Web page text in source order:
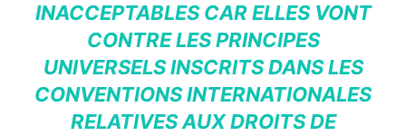
INACCEPTABLES CAR ELLES VONT
CONTRE LES PRINCIPES
UNIVERSELS INSCRITS DANS LES
CONVENTIONS INTERNATIONALES
RELATIVES AUX DROITS DE